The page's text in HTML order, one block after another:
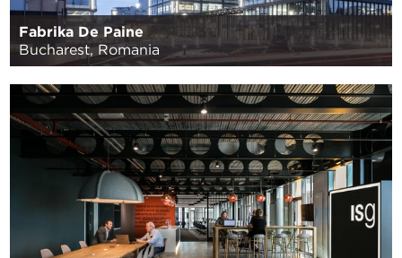
Fabrika De Paine
Bucharest, Romania